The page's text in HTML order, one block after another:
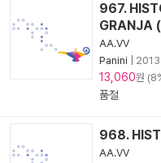
967.
GRANJA
AA.VV
Panini
13,060원
품절
968.
AA.VV